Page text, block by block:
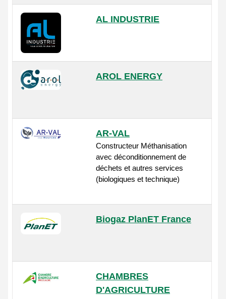
AL INDUSTRIE
AROL ENERGY
AR-VAL
Constructeur Méthanisation
avec déconditionnement de
déchets et autres services
(biologiques et technique)
Biogaz PlanET France
CHAMBRES
D'AGRICULTURE